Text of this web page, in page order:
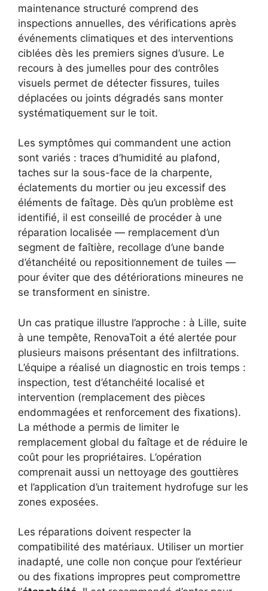
maintenance structuré comprend des
inspections annuelles, des vérifications après
événements climatiques et des interventions
ciblées dès les premiers signes d’usure. Le
recours à des jumelles pour des contrôles
visuels permet de détecter fissures, tuiles
déplacées ou joints dégradés sans monter
systématiquement sur le toit.
Les symptômes qui commandent une action
sont variés : traces d’humidité au plafond,
taches sur la sous-face de la charpente,
éclatements du mortier ou jeu excessif des
éléments de faîtage. Dès qu’un problème est
identifié, il est conseillé de procéder à une
réparation localisée — remplacement d’un
segment de faîtière, recollage d’une bande
d’étanchéité ou repositionnement de tuiles —
pour éviter que des détériorations mineures ne
se transforment en sinistre.
Un cas pratique illustre l’approche : à Lille, suite
à une tempête, RenovaToit a été alertée pour
plusieurs maisons présentant des infiltrations.
L’équipe a réalisé un diagnostic en trois temps :
inspection, test d’étanchéité localisé et
intervention (remplacement des pièces
endommagées et renforcement des fixations).
La méthode a permis de limiter le
remplacement global du faîtage et de réduire le
coût pour les propriétaires. L’opération
comprenait aussi un nettoyage des gouttières
et l’application d’un traitement hydrofuge sur les
zones exposées.
Les réparations doivent respecter la
compatibilité des matériaux. Utiliser un mortier
inadapté, une colle non conçue pour l’extérieur
ou des fixations impropres peut compromettre